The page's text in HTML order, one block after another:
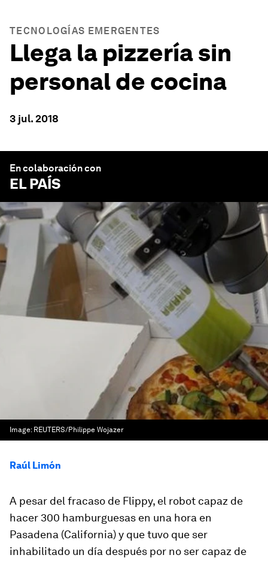
TECNOLOGÍAS EMERGENTES
Llega la pizzería sin
personal de cocina
3 jul. 2018
En colaboración con
EL PAÍS
Image: REUTERS/Philippe Wojazer
Raúl Limón
A pesar del fracaso de Flippy, el robot capaz de
hacer 300 hamburguesas en una hora en
Pasadena (California) y que tuvo que ser
inhabilitado un día después por no ser capaz de